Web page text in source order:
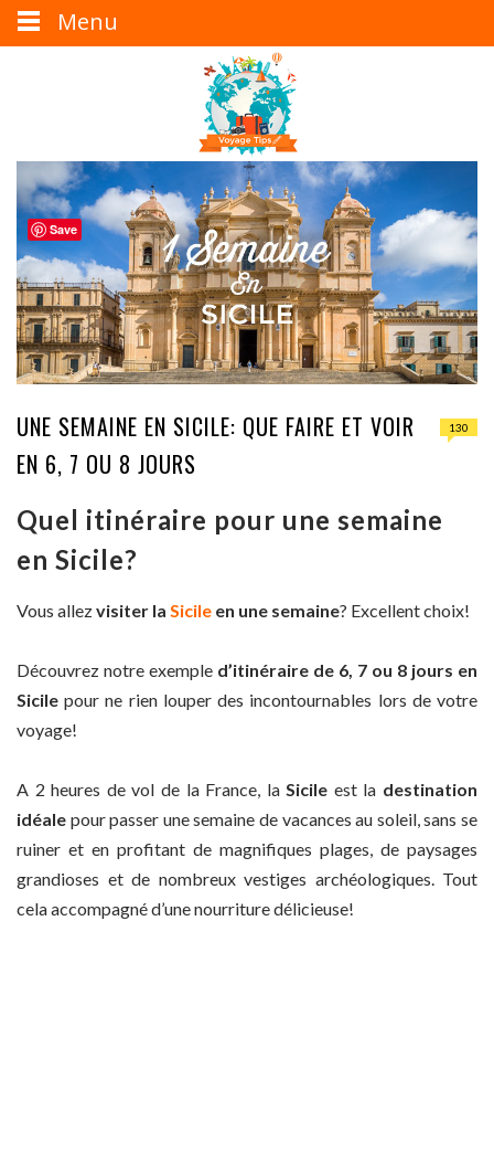
UNE SEMAINE EN SICILE: QUE FAIRE ET VOIR
EN 6, 7 OU 8 JOURS
130
Quel itinéraire pour une semaine
en Sicile?
Vous allezvisiter la Sicile en une semaine? Excellent choix!
Découvrez notre exemple d’itinéraire de 6, 7 ou 8 jours en
Sicile pour ne rien louper des incontournables lors de votre
voyage!
A 2 heures de vol de la France, laSicile est la destination
idéale pour passer une semaine de vacances au soleil, sans se
ruiner et en profitant de magnifiques plages, de paysages
grandioses et de nombreux vestiges archéologiques. Tout
cela accompagné d’une nourriture délicieuse!
Menu
Save